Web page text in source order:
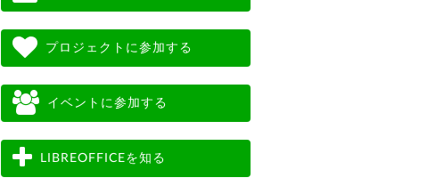
プロジェクトに参加する
イベントに参加する
LIBREOFFICEを知る